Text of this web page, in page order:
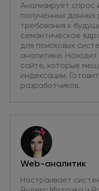
Анализирует спрос
полученных данных
требования к
семантическое
для поисковых
аналитики.
сайте, которые
индексации.
разработчиков.
Web-аналитик
Настраивает